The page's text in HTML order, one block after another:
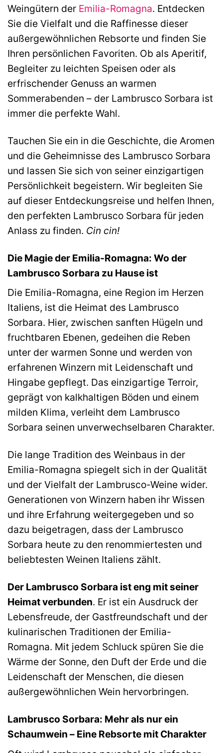
Weingütern der Emilia-Romagna. Entdecken
Sie die Vielfalt und die Raffinesse dieser
außergewöhnlichen Rebsorte und finden Sie
Ihren persönlichen Favoriten. Ob als Aperitif,
Begleiter zu leichten Speisen oder als
erfrischender Genuss an warmen
Sommerabenden – der Lambrusco Sorbara ist
immer die perfekte Wahl.
Tauchen Sie ein in die Geschichte, die Aromen
und die Geheimnisse des Lambrusco Sorbara
und lassen Sie sich von seiner einzigartigen
Persönlichkeit begeistern. Wir begleiten Sie
auf dieser Entdeckungsreise und helfen Ihnen,
den perfekten Lambrusco Sorbara für jeden
Anlass zu finden. Cin cin!
Die Magie der Emilia-Romagna: Wo der
Lambrusco Sorbara zu Hause ist
Die Emilia-Romagna, eine Region im Herzen
Italiens, ist die Heimat des Lambrusco
Sorbara. Hier, zwischen sanften Hügeln und
fruchtbaren Ebenen, gedeihen die Reben
unter der warmen Sonne und werden von
erfahrenen Winzern mit Leidenschaft und
Hingabe gepflegt. Das einzigartige Terroir,
geprägt von kalkhaltigen Böden und einem
milden Klima, verleiht dem Lambrusco
Sorbara seinen unverwechselbaren Charakter.
Die lange Tradition des Weinbaus in der
Emilia-Romagna spiegelt sich in der Qualität
und der Vielfalt der Lambrusco-Weine wider.
Generationen von Winzern haben ihr Wissen
und ihre Erfahrung weitergegeben und so
dazu beigetragen, dass der Lambrusco
Sorbara heute zu den renommiertesten und
beliebtesten Weinen Italiens zählt.
Der Lambrusco Sorbara ist eng mit seiner
Heimat verbunden. Er ist ein Ausdruck der
Lebensfreude, der Gastfreundschaft und der
kulinarischen Traditionen der Emilia-
Romagna. Mit jedem Schluck spüren Sie die
Wärme der Sonne, den Duft der Erde und die
Leidenschaft der Menschen, die diesen
außergewöhnlichen Wein hervorbringen.
Lambrusco Sorbara: Mehr als nur ein
Schaumwein – Eine Rebsorte mit Charakter